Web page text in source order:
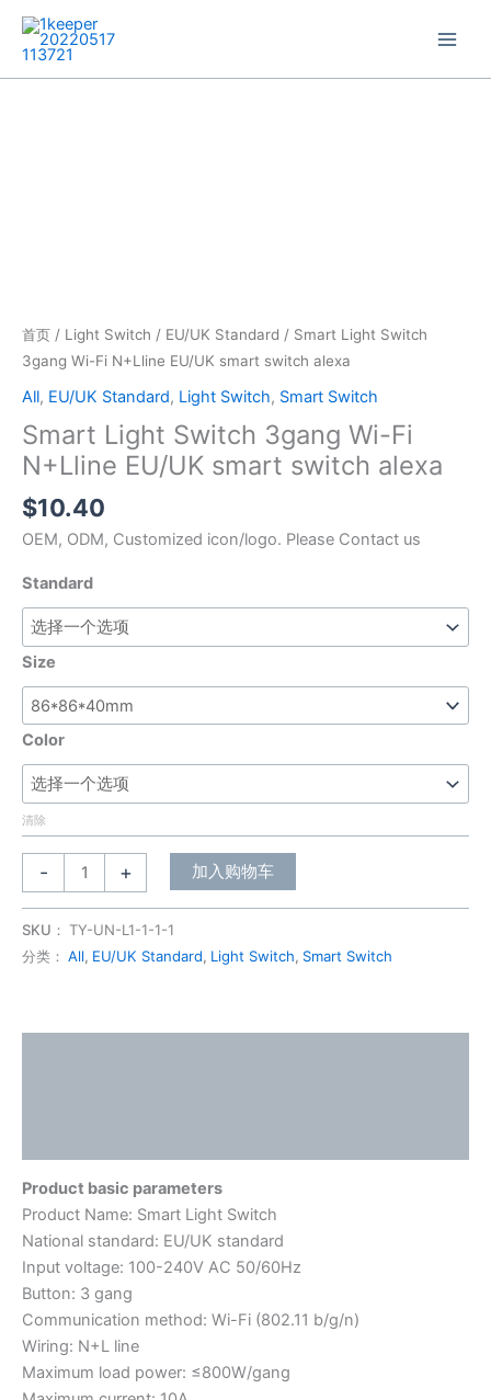
首页 / Light Switch / EU/UK Standard / Smart Light Switch
3gang Wi-Fi N+Lline EU/UK smart switch alexa
All, EU/UK Standard, Light Switch, Smart Switch
Smart Light Switch 3gang Wi-Fi
N+Lline EU/UK smart switch alexa
$10.40
OEM, ODM, Customized icon/logo. Please Contact us
Standard
Size
Color
清除
-
switch
alexa
量
+ 加入购物车
SKU： TY-UN-L1-1-1-1
分类： All, EU/UK Standard, Light Switch, Smart Switch
Product basic parameters
Product Name: Smart Light Switch
National standard: EU/UK standard
Input voltage: 100-240V AC 50/60Hz
Button: 3 gang
Communication method: Wi-Fi (802.11 b/g/n)
Wiring: N+L line
Maximum load power: ≤800W/gang